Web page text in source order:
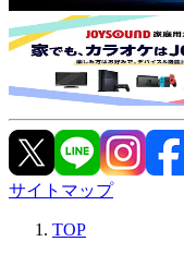
サイトマップ
TOP